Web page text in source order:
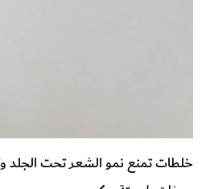
خلطات تمنع نمو الشعر تحت الجلد